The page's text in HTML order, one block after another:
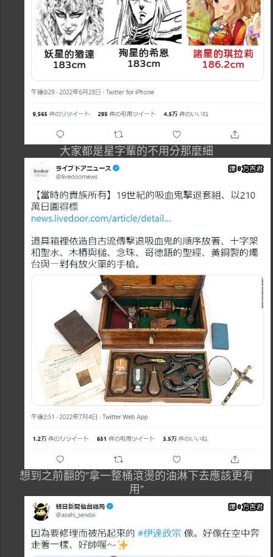
大家都是星字輩的不用分那麼細
想到之前翻的”拿一整桶滾燙的油淋下去應該更有
用”